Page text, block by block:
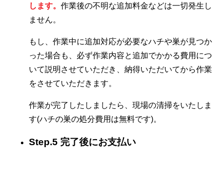
します。 作業後の不明な追加料金などは一切発生し
ません。
もし、作業中に追加対応が必要なハチや巣が見つか
った場合も、必ず作業内容と追加でかかる費用につ
いて説明させていただき、納得いただいてから作業
をさせていただきます。
作業が完了したしましたら、現場の清掃をいたしま
す(ハチの巣の処分費用は無料です)。
Step.5 完了後にお支払い